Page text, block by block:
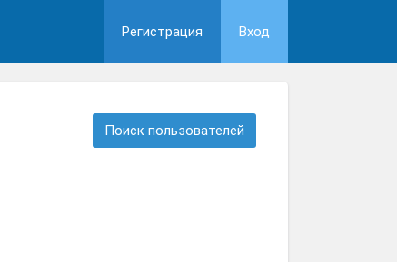
Регистрация Вход
Поиск пользователей